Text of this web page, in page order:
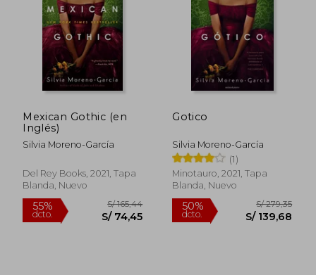
Mexican Gothic (en
Inglés)
Silvia Moreno-García
Del Rey Books, 2021, Tapa
Blanda, Nuevo
Gotico
Silvia Moreno-García
(1)
Minotauro, 2021, Tapa
Blanda, Nuevo